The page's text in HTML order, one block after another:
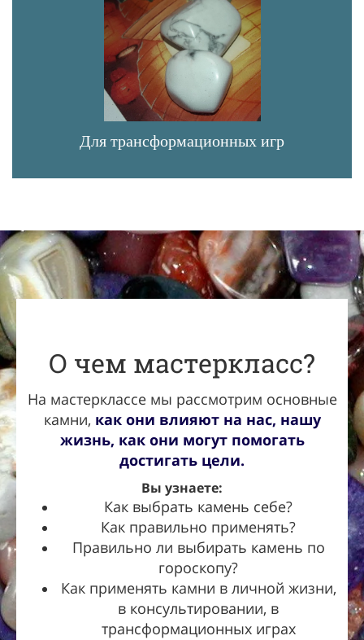
Для трансформационных игр
О чем мастеркласс?
На мастерклассе мы рассмотрим основные
камни, как они влияют на нас, нашу
жизнь, как они могут помогать
достигать цели.
Вы узнаете:
Как выбрать камень себе?
Как правильно применять?
Правильно ли выбирать камень по
гороскопу?
Как применять камни в личной жизни,
в консультировании, в
трансформационных играх